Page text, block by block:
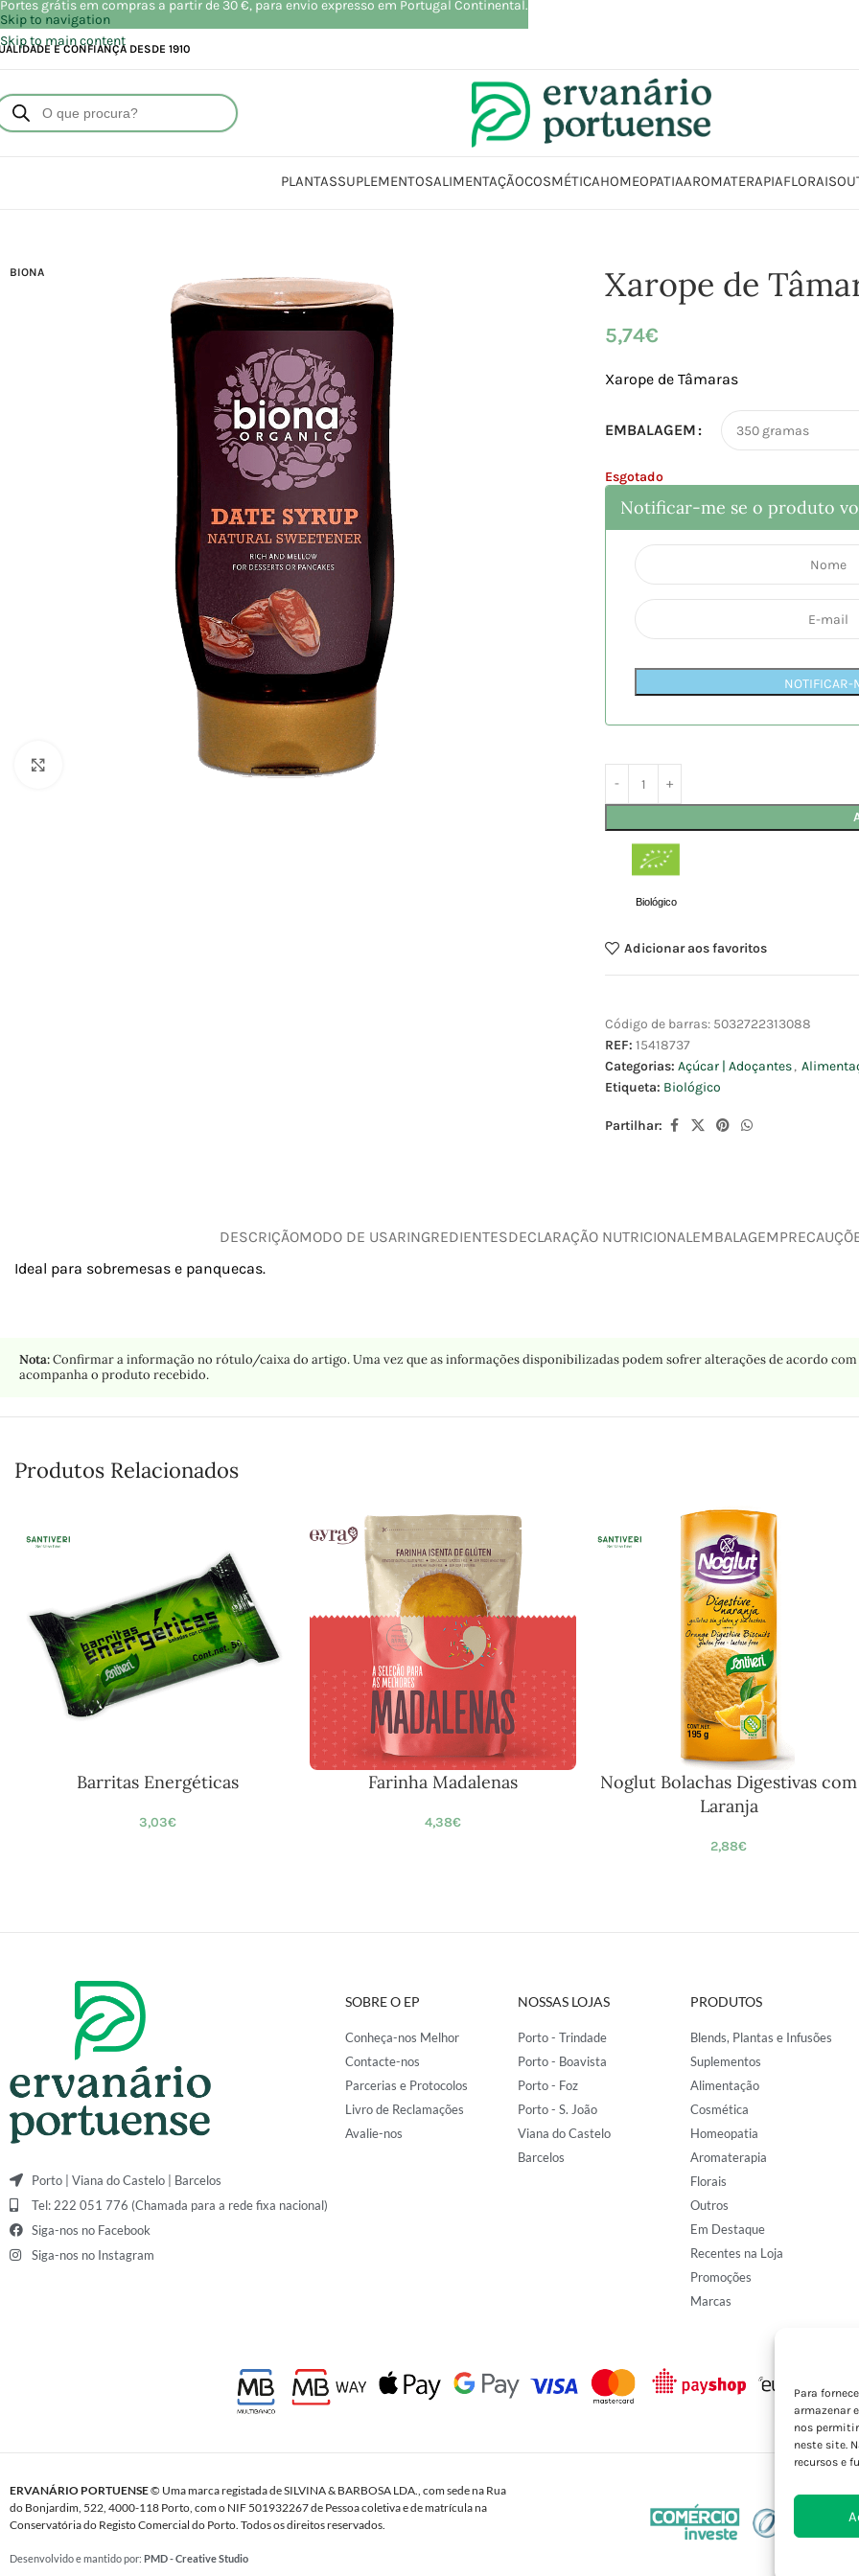
Para
armazenar
nos
neste site.
recursos e
Skip to navigation
Skip to main content
E CONFIANÇA DESDE 1910
PLANTASSUPLEMENTOSALIMENTAÇÃOCOSMÉTICAHOMEOPATIAAROMATERAPIAFLORAIS
BIONA Xarope de
5,74€
Xarope de Tâmaras
EMBALAGEM
Esgotado
Notificar-me se o produto
NOTIFICAR-
Biológico
Adicionar aos favoritos
Código de barras: 5032722313088
REF: 15418737
Categorias: Açúcar | Adoçantes,
Etiqueta: Biológico
Partilhar:
DESCRIÇÃOMODO DE USARINGREDIENTESDECLARAÇÃO NUTRICIONAL EMBALAGEM
Ideal para sobremesas e panquecas.
Nota:Confirmar a informação no rótulo/caixa do artigo. Uma vez que as informações disponibilizadas podem sofrer alterações de acordo
acompanha o produto recebido.
Produtos Relacionados
Barritas Energéticas
3,03€
Farinha Madalenas
4,38€
Noglut Bolachas Digestivas com
Laranja
2,88€
Porto | Viana do Castelo | Barcelos
Tel: 222 051 776 (Chamada para a rede fixa nacional)
Siga-nos no Facebook
Siga-nos no Instagram
SOBRE O EP
Conheça-nos Melhor
Contacte-nos
Parcerias e Protocolos
Livro de Reclamações
Avalie-nos
NOSSAS LOJAS
Porto - Trindade
Porto - Boavista
Porto - Foz
Porto - S. João
Viana do Castelo
Barcelos
PRODUTOS
Blends, Plantas e Infusões
Suplementos
Alimentação
Cosmética
Homeopatia
Aromaterapia
Florais
Outros
Em Destaque
Recentes na Loja
Promoções
Marcas
ERVANÁRIO PORTUENSE© Uma marca registada de SILVINA & BARBOSA LDA., com sede na Rua
do Bonjardim, 522, 4000-118 Porto, com o NIF 501932267 de Pessoa coletiva e de matrícula na
Conservatória do Registo Comercial do Porto. Todos os direitos reservados.
Desenvolvido e mantido por: PMD - Creative Studio
Portes grátis em compras a partir de 30 €, para envio expresso em Portugal Continental.